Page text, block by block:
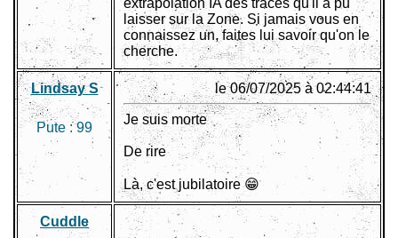
extrapolation IA des traces qu'il a pu
laisser sur la Zone. Si jamais vous en
connaissez un, faites lui savoir qu'on le
cherche.
Lindsay S
Pute :99
le 06/07/2025 à 02:44:41
Je suis morte
De rire
Là, c'est jubilatoire 😁
Cuddle